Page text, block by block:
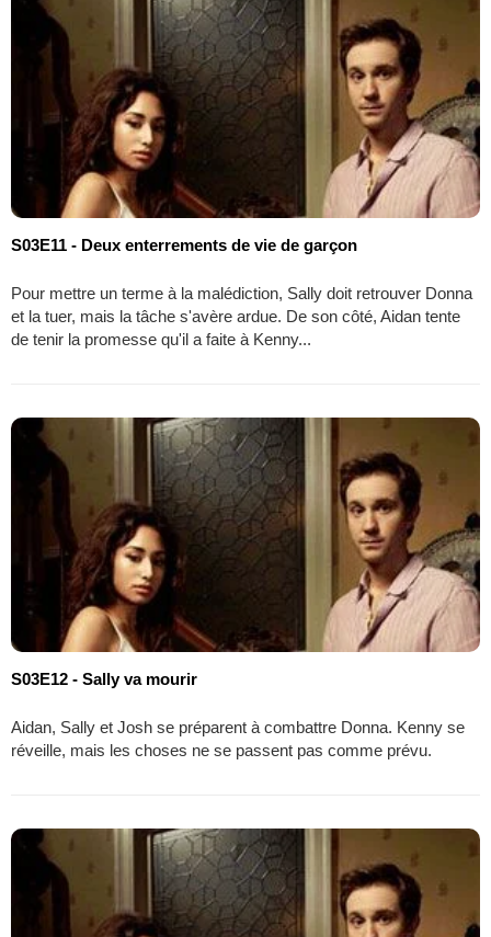
S03E11 - Deux enterrements de vie de garçon
Pour mettre un terme à la malédiction, Sally doit retrouver Donna
et la tuer, mais la tâche s'avère ardue. De son côté, Aidan tente
de tenir la promesse qu'il a faite à Kenny...
S03E12 - Sally va mourir
Aidan, Sally et Josh se préparent à combattre Donna. Kenny se
réveille, mais les choses ne se passent pas comme prévu.